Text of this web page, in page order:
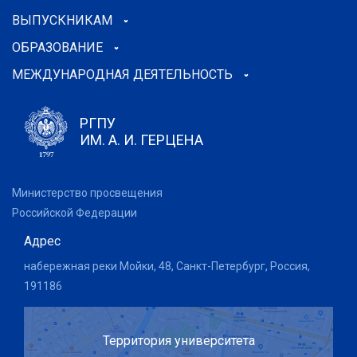
ВЫПУСКНИКАМ
ОБРАЗОВАНИЕ
МЕЖДУНАРОДНАЯ ДЕЯТЕЛЬНОСТЬ
РГПУ
ИМ. А. И. ГЕРЦЕНА
Министерство просвещения
Российской Федерации
Адрес
набережная реки Мойки, 48, Санкт-Петербург, Россия,
191186
Территория университета